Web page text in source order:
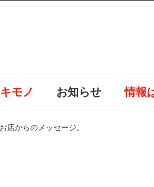
モノ お知らせ 情報
店からのメッセージ。